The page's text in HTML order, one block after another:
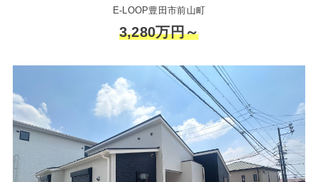
E-LOOP豊田市前山町
3,280万円～